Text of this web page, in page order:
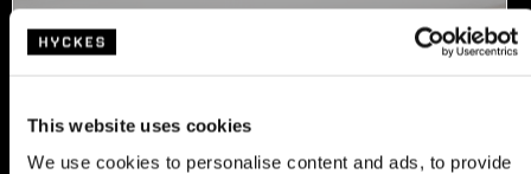
This website uses cookies
We use cookies to personalise content and ads, to provide